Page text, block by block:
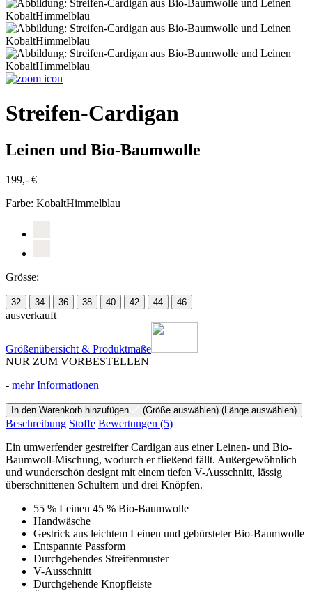
Streifen-Cardigan
Leinen und Bio-Baumwolle
199,- €
Farbe: KobaltHimmelblau
Grösse:
32 34 36 38 40 42 44 46
ausverkauft
Größenübersicht & Produktmaße
NUR ZUM VORBESTELLEN
- mehr Informationen
In den Warenkorb hinzufügen (Größe auswählen) (Länge auswählen)
Beschreibung Stoffe Bewertungen (5)
Ein umwerfender gestreifter Cardigan aus einer Leinen- und Bio-
Baumwoll-Mischung, wodurch er fließend fällt. Außergewöhnlich
und wunderschön designt mit einem tiefen V-Ausschnitt, lässig
überschnittenen Schultern und drei Knöpfen.
55 % Leinen 45 % Bio-Baumwolle
Handwäsche
Gestrick aus leichtem Leinen und gebürsteter Bio-Baumwolle
Entspannte Passform
Durchgehendes Streifenmuster
V-Ausschnitt
Durchgehende Knopfleiste